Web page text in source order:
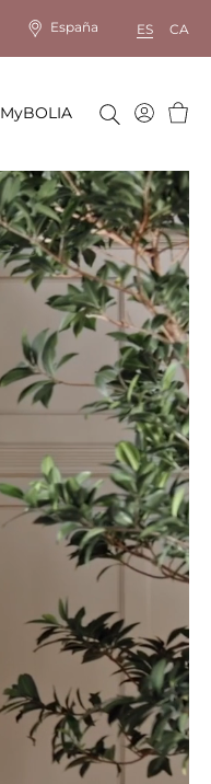
España ES CA
MyBOLIA